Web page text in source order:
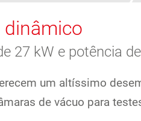
27 kW e potência
um altíssimo
de vácuo para